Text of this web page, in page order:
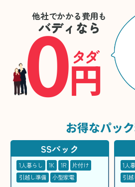
他社でかかる費用も
バディなら
0円
タダ
お得なパッ
SSパック
1人暮らし 1K 1R
片付け
引越し準備
小型家電
1人
引